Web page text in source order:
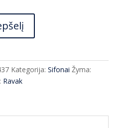
is:
€19.00.
Kategorija: Sifonai Žyma:
Ravak